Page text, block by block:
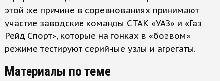
этой же причине в соревнованиях принимают
участие заводские команды СТАК «УАЗ» и «Газ
Рейд Спорт», которые на гонках в «боевом»
режиме тестируют серийные узлы и агрегаты.
Материалы по теме